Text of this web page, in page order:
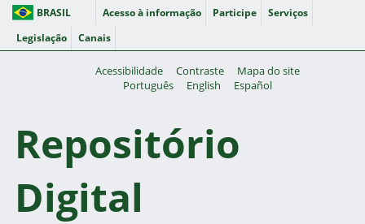
BRASIL Acesso à informação Participe
Serviços
Legislação
Canais
Acessibilidade Contraste
Mapa do site
Português
English Español
Repositório
Digital